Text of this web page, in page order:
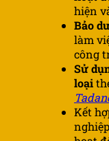
hiện
Bảo
làm
công
Sử
loại
Kết